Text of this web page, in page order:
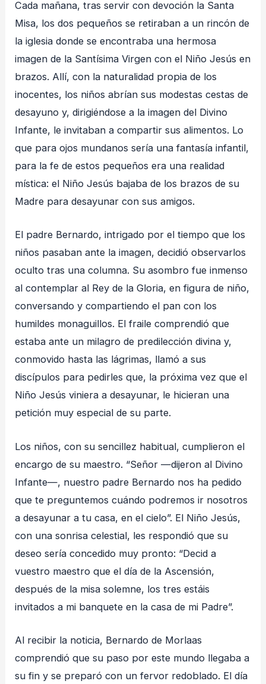
Cada mañana, tras servir con devoción la Santa
Misa, los dos pequeños se retiraban a un rincón de
la iglesia donde se encontraba una hermosa
imagen de la Santísima Virgen con el Niño Jesús en
brazos. Allí, con la naturalidad propia de los
inocentes, los niños abrían sus modestas cestas de
desayuno y, dirigiéndose a la imagen del Divino
Infante, le invitaban a compartir sus alimentos. Lo
que para ojos mundanos sería una fantasía infantil,
para la fe de estos pequeños era una realidad
mística: el Niño Jesús bajaba de los brazos de su
Madre para desayunar con sus amigos.
El padre Bernardo, intrigado por el tiempo que los
niños pasaban ante la imagen, decidió observarlos
oculto tras una columna. Su asombro fue inmenso
al contemplar al Rey de la Gloria, en figura de niño,
conversando y compartiendo el pan con los
humildes monaguillos. El fraile comprendió que
estaba ante un milagro de predilección divina y,
conmovido hasta las lágrimas, llamó a sus
discípulos para pedirles que, la próxima vez que el
Niño Jesús viniera a desayunar, le hicieran una
petición muy especial de su parte.
Los niños, con su sencillez habitual, cumplieron el
encargo de su maestro. “Señor —dijeron al Divino
Infante—, nuestro padre Bernardo nos ha pedido
que te preguntemos cuándo podremos ir nosotros
a desayunar a tu casa, en el cielo”. El Niño Jesús,
con una sonrisa celestial, les respondió que su
deseo sería concedido muy pronto: “Decid a
vuestro maestro que el día de la Ascensión,
después de la misa solemne, los tres estáis
invitados a mi banquete en la casa de mi Padre”.
Al recibir la noticia, Bernardo de Morlaas
comprendió que su paso por este mundo llegaba a
su fin y se preparó con un fervor redoblado. El día